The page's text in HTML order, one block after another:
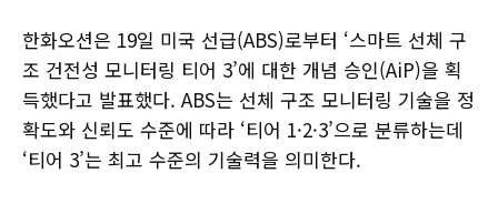
한화오션은 19일 미국 선급(ABS)로부터 ‘스마트 선체 구
조 건전성 모니터링 티어 3’에 대한 개념 승인(AiP)을 획
득했다고 발표했다. ABS는 선체 구조 모니터링 기술을 정
확도와 신뢰도 수준에 따라 ‘티어 1·2·3’으로 분류하는데
‘티어 3’는 최고 수준의 기술력을 의미한다.